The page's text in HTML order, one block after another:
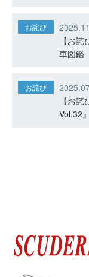
お詫び
【お
車図鑑
お詫び
【お
Vol.32』